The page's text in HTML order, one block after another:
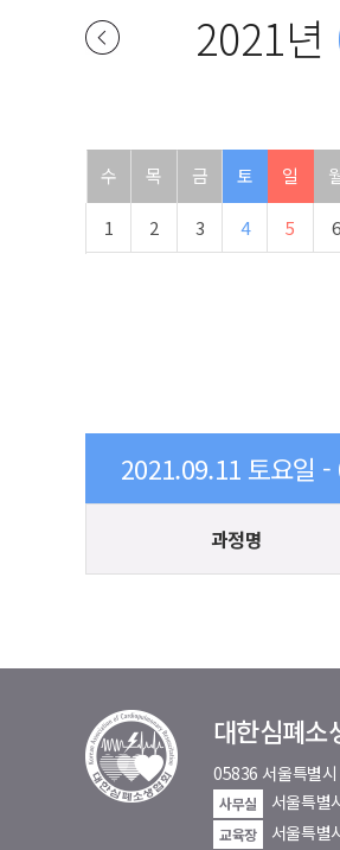
2021년
수 목 금 토 일
1 2 3 4 5 6
2021.09.11 토요일 -
과정명
대한심폐소
05836 서울특별
사무실 서울특별
교육장
서울특별